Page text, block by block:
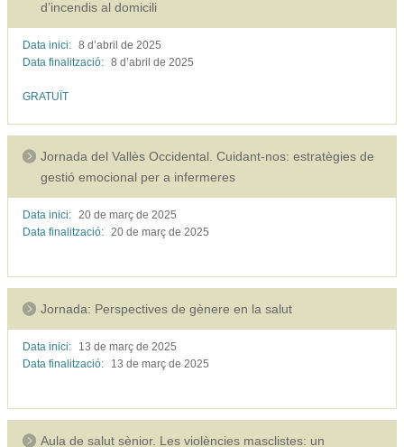
d’incendis al domicili
Data inici: 8 d’abril de 2025
Data finalització: 8 d’abril de 2025
GRATUÏT
Jornada del Vallès Occidental. Cuidant-nos: estratègies de
gestió emocional per a infermeres
Data inici: 20 de març de 2025
Data finalització: 20 de març de 2025
Jornada: Perspectives de gènere en la salut
Data inici: 13 de març de 2025
Data finalització:
13 de març de 2025
Aula de salut sènior. Les violències masclistes: un